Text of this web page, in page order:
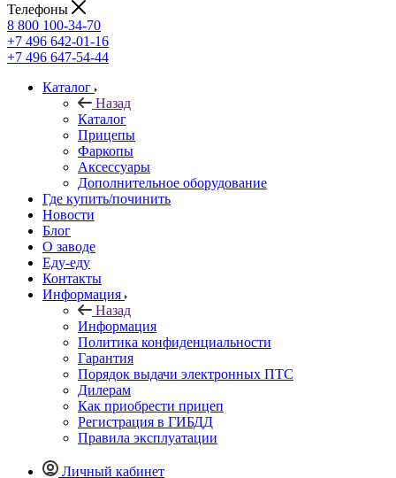
Телефоны
8 800 100-34-70
+7 496 642-01-16
+7 496 647-54-44
Каталог
Назад
Каталог
Прицепы
Фаркопы
Аксессуары
Дополнительное оборудование
Где купить/починить
Новости
Блог
О заводе
Еду-еду
Контакты
Информация
Назад
Информация
Политика конфиденциальности
Гарантия
Порядок выдачи электронных ПТС
Дилерам
Как приобрести прицеп
Регистрация в ГИБДД
Правила эксплуатации
Личный кабинет